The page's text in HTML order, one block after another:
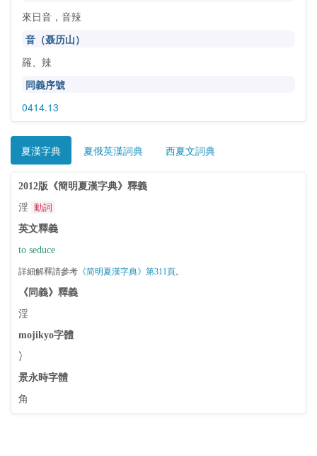
來日音，音辣
音（聂历山）
羅、辣
同義序號
0414.13
夏漢字典 夏俄英漢詞典 西夏文詞典
2012版《簡明夏漢字典》釋義
淫 動詞
英文釋義
to seduce
詳細解釋請參考 《简明夏漢字典》第311頁。
《同義》釋義
淫
mojikyo字體
冫
景永時字體
角